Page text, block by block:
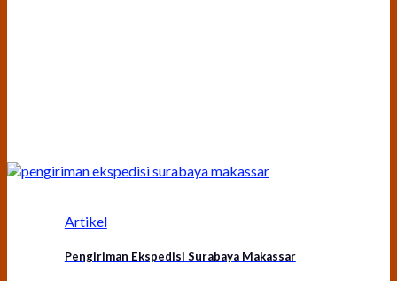
Artikel
Pengiriman Ekspedisi Surabaya Makassar